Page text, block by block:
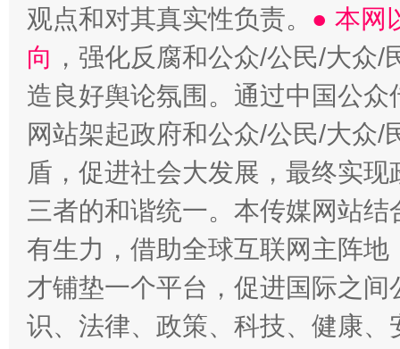
观点和对其真实性负责。 ● 本网
向 ，强化反腐和公众/公民/大众
造良好舆论氛围。通过中国公
网站架起政府和公众/公民/大众
盾，促进社会大发展，最终实
三者的和谐统一。本传媒网站
有生力，借助全球互联网主阵
才铺垫一个平台，促进国际之
识、法律、政策、科技、健康